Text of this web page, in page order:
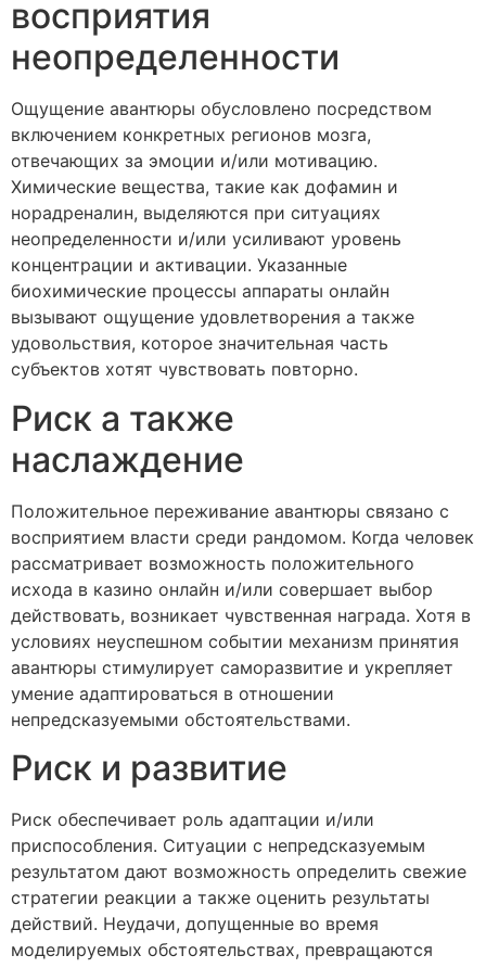
восприятия
неопределенности
Ощущение авантюры обусловлено посредством
включением конкретных регионов мозга,
отвечающих за эмоции и/или мотивацию.
Химические вещества, такие как дофамин и
норадреналин, выделяются при ситуациях
неопределенности и/или усиливают уровень
концентрации и активации. Указанные
биохимические процессы аппараты онлайн
вызывают ощущение удовлетворения а также
удовольствия, которое значительная часть
субъектов хотят чувствовать повторно.
Риск а также
наслаждение
Положительное переживание авантюры связано с
восприятием власти среди рандомом. Когда человек
рассматривает возможность положительного
исхода в казино онлайн и/или совершает выбор
действовать, возникает чувственная награда. Хотя в
условиях неуспешном событии механизм принятия
авантюры стимулирует саморазвитие и укрепляет
умение адаптироваться в отношении
непредсказуемыми обстоятельствами.
Риск и развитие
Риск обеспечивает роль адаптации и/или
приспособления. Ситуации с непредсказуемым
результатом дают возможность определить свежие
стратегии реакции а также оценить результаты
действий. Неудачи, допущенные во время
моделируемых обстоятельствах, превращаются